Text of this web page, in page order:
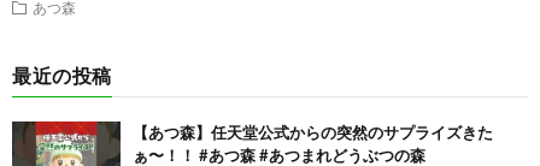
あつ森
最近の投稿
【あつ森】任天堂公式からの突然のサプライズきた
ぁ〜！！ #あつ森 #あつまれどうぶつの森